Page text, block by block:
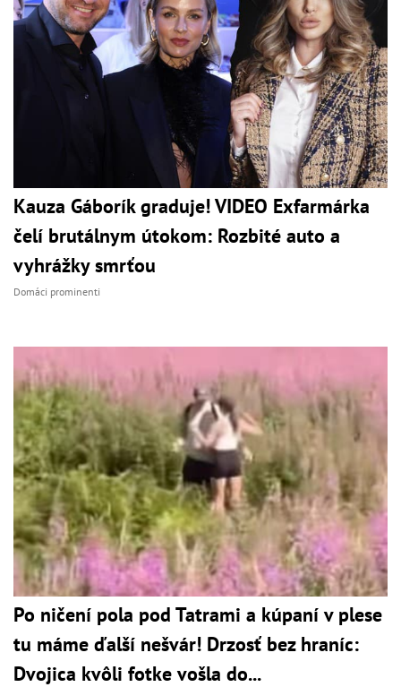
Kauza Gáborík graduje! VIDEO Exfarmárka
čelí brutálnym útokom: Rozbité auto a
vyhrážky smrťou
Domáci prominenti
Po ničení pola pod Tatrami a kúpaní v plese
tu máme ďalší nešvár! Drzosť bez hraníc:
Dvojica kvôli fotke vošla do...